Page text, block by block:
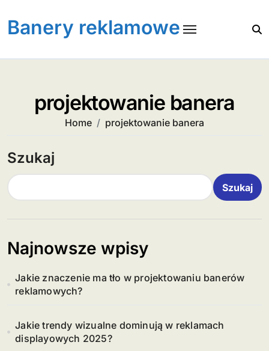
content
Banery reklamowe
projektowanie banera
Home projektowanie banera
Szukaj
Szukaj
Najnowsze wpisy
Jakie znaczenie ma tło w projektowaniu banerów
reklamowych?
Jakie trendy wizualne dominują w reklamach
displayowych 2025?